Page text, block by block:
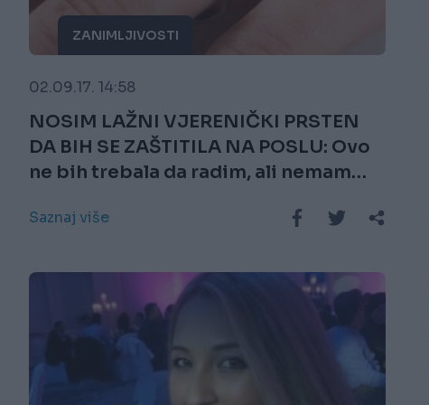
ZANIMLJIVOSTI
02.09.17. 14:58
NOSIM LAŽNI VJERENIČKI PRSTEN
DA BIH SE ZAŠTITILA NA POSLU: Ovo
ne bih trebala da radim, ali nemam
Saznaj više